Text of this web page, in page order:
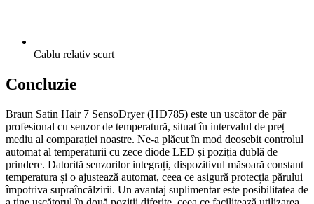
Cablu relativ scurt
Concluzie
Braun Satin Hair 7 SensoDryer (HD785) este un uscător de păr
profesional cu senzor de temperatură, situat în intervalul de preț
mediu al comparației noastre. Ne-a plăcut în mod deosebit controlul
automat al temperaturii cu zece diode LED și poziția dublă de
prindere. Datorită senzorilor integrați, dispozitivul măsoară constant
temperatura și o ajustează automat, ceea ce asigură protecția părului
împotriva supraîncălzirii. Un avantaj suplimentar este posibilitatea de